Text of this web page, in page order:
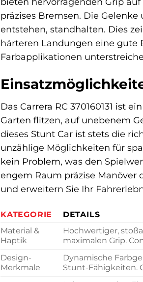
präzises Bremsen. Die
entstehen, standhalten. Dies
härteren Landungen eine gute
Farbapplikationen
Das Carrera RC 370160131 ist
Garten flitzen, auf unebenem
dieses Stunt Car ist stets die
unzählige Möglichkeiten für
kein Problem, was den
engem Raum präzise Manöver
und erweitern Sie Ihr
KATEGORIE
DETAILS
Material &
Haptik
Hochwertiger,
maximalen Grip.
Design-
Merkmale
Dynamische
Stunt-Fähigkeiten.